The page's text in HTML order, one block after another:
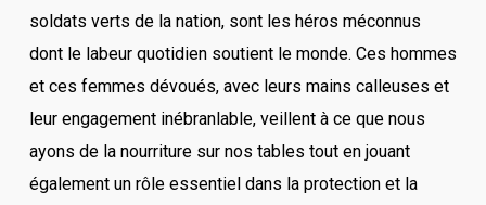
soldats verts de la nation, sont les héros méconnus
dont le labeur quotidien soutient le monde. Ces hommes
et ces femmes dévoués, avec leurs mains calleuses et
leur engagement inébranlable, veillent à ce que nous
ayons de la nourriture sur nos tables tout en jouant
également un rôle essentiel dans la protection et la